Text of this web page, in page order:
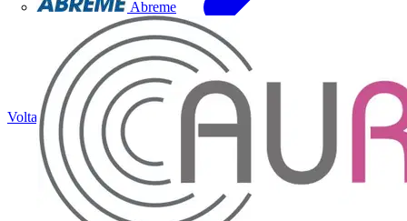
Abreme
Voltar para Notícias